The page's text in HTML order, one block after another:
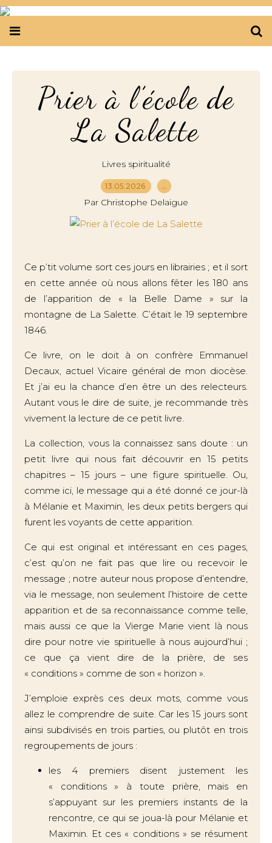
Prier à l’école de
La Salette
Livres spiritualité
13.05.2026 …
Par Christophe Delaigue
Ce p’tit volume sort ces jours en librairies ; et il sort
en cette année où nous allons fêter les 180 ans
de l’apparition de « la Belle Dame » sur la
montagne de La Salette. C’était le 19 septembre
1846.
Ce livre, on le doit à on confrère Emmanuel
Decaux, actuel Vicaire général de mon diocèse.
Et j’ai eu la chance d’en être un des relecteurs.
Autant vous le dire de suite, je recommande très
vivement la lecture de ce petit livre.
La collection, vous la connaissez sans doute : un
petit livre qui nous fait découvrir en 15 petits
chapitres – 15 jours – une figure spirituelle. Ou,
comme ici, le message qui a été donné ce jour-là
à Mélanie et Maximin, les deux petits bergers qui
furent les voyants de cette apparition.
Ce qui est original et intéressant en ces pages,
c’est qu’on ne fait pas que lire ou recevoir le
message ; notre auteur nous propose d’entendre,
via le message, non seulement l’histoire de cette
apparition et de sa reconnaissance comme telle,
mais aussi ce que la Vierge Marie vient là nous
dire pour notre vie spirituelle à nous aujourd’hui ;
ce que ça vient dire de la prière, de ses
« conditions » comme de son « horizon ».
J’emploie exprès ces deux mots, comme vous
allez le comprendre de suite. Car les 15 jours sont
ainsi subdivisés en trois parties, ou plutôt en trois
regroupements de jours :
les 4 premiers disent justement les
« conditions » à toute prière, mais en
s’appuyant sur les premiers instants de la
rencontre, ce qui se joua-là pour Mélanie et
Maximin. Et ces « conditions » se résument